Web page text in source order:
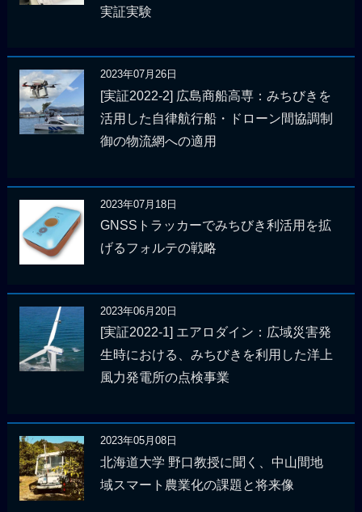
実証実験
2023年07月26日
[実証2022-2] 広島商船高専：みちびきを
活用した自律航行船・ドローン間協調制
御の物流網への適用
2023年07月18日
GNSSトラッカーでみちびき利活用を拡
げるフォルテの戦略
2023年06月20日
[実証2022-1] エアロダイン：広域災害発
生時における、みちびきを利用した洋上
風力発電所の点検事業
2023年05月08日
北海道大学 野口教授に聞く、中山間地
域スマート農業化の課題と将来像